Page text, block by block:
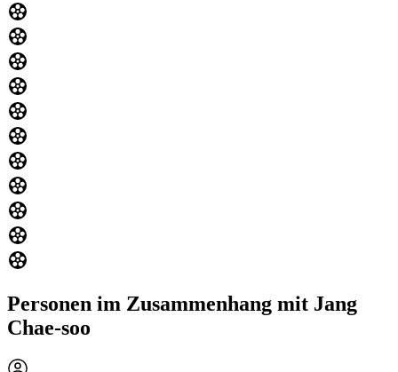
Personen im Zusammenhang mit Jang
Chae-soo